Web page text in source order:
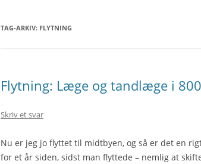
TAG-ARKIV: FLYTNING
Flytning: Læge og tandlæge i
Skriv et svar
Nu er jeg jo flyttet til midtbyen, og så er det en
for et år siden, sidst man flyttede – nemlig at